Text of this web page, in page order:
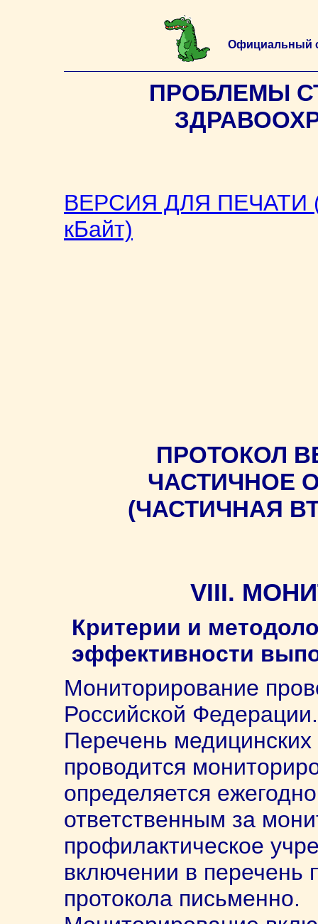
Официальный
ПРОБЛЕМЫ
ВЕРСИЯ ДЛЯ ПЕЧАТИ
кБайт)
ПРОТОКОЛ
ЧАСТИЧНОЕ
(ЧАСТИЧНАЯ
VIII.
Критерии и
эффективности
Мониторирование
Российской Федерации.
Перечень
проводится
определяется
ответственным за
профилактическое
включении в перечень
протокола письменно.